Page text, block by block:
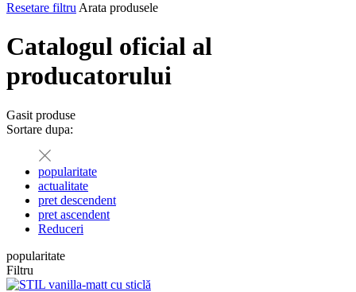
Resetare filtru Arata produsele
Catalogul oficial al
producatorului
Gasit produse
Sortare dupa:
popularitate
actualitate
pret descendent
pret ascendent
Reduceri
popularitate
Filtru